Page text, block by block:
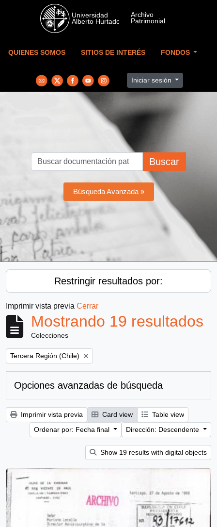
Skip to main content
QUIENES SOMOS SITIOS DE INTERÉS FONDOS
Iniciar sesión
Buscar
Búsqueda Avanzada »
Restringir resultados por:
Imprimir vista previa Cerrar
Mostrando 19 resultados
Colecciones
Remove filter:
Tercera Región (Chile)
Opciones avanzadas de búsqueda
Imprimir vista previa Card view
Table view
Ordenar por: Fecha final
Dirección: Descendente
Show 19 results with digital objects